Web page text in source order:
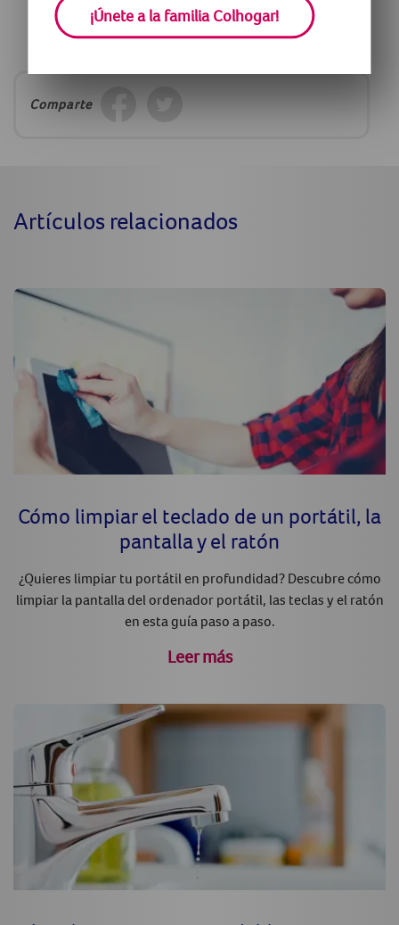
¿Tienes alguna pregunta sobre este tema?Contáctanos
Comparte
Artículos relacionados
Cómo limpiar el teclado de un portátil, la
pantalla y el ratón
¿Quieres limpiar tu portátil en profundidad? Descubre cómo
limpiar la pantalla del ordenador portátil, las teclas y el ratón
en esta guía paso a paso.
Leer más
¡Únete a la familia Colhogar!